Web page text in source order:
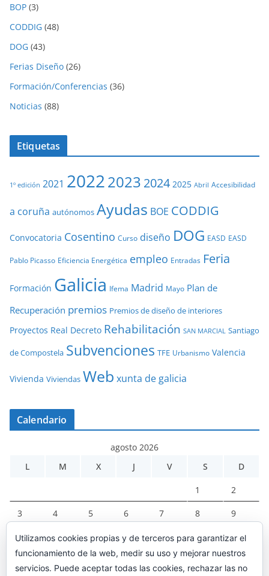
BOP (3)
CODDIG (48)
DOG (43)
Ferias Diseño (26)
Formación/Conferencias (36)
Noticias (88)
Etiquetas
1º edición 2021 20222023 2024 2025 Abril Accesibilidad
a coruña autónomos Ayudas BOE CODDIG
Convocatoria Cosentino Curso diseño DOG EASD EASD
Pablo Picasso Eficiencia Energética empleo Entradas Feria
Formación Galicia Ifema Madrid Mayo Plan de
Recuperación premios Premios de diseño de interiores
Proyectos Real Decreto Rehabilitación SAN MARCIAL Santiago
de Compostela Subvenciones TFE Urbanismo Valencia
Vivienda Viviendas Web xunta de galicia
Calendario
agosto 2026
L
M X J V S D
1 2
3 4 5 6 7 8 9
10 11 12 13 14 15 16
17 18 19 20 21 22 23
Utilizamos cookies propias y de terceros para garantizar el
funcionamiento de la web, medir su uso y mejorar nuestros
servicios. Puede aceptar todas las cookies, rechazar las no